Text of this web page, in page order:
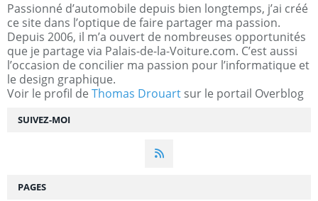
SUIVEZ-MOI
Passionné d’automobile depuis bien longtemps, j’ai créé
ce site dans l’optique de faire partager ma passion.
Depuis 2006, il m’a ouvert de nombreuses opportunités
que je partage via Palais-de-la-Voiture.com. C’est aussi
l’occasion de concilier ma passion pour l’informatique et
le design graphique.
Voir le profil de Thomas Drouart sur le portail Overblog
PAGES